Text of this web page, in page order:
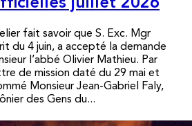
juillet 2026
fait savoir que S. Exc. Mgr
du 4 juin, a accepté la demande
l’abbé Olivier Mathieu. Par
de mission daté du 29 mai et
Monsieur Jean-Gabriel Faly,
des Gens du...